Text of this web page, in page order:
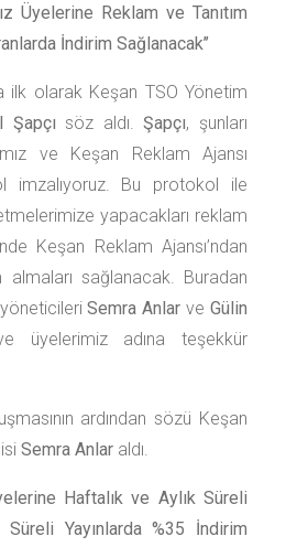
Üyelerine Reklam ve Tanıtım
İndirim Sağlanacak’’
ilk olarak Keşan TSO Yönetim
Şapçı söz aldı.Şapçı, şunları
ve Keşan Reklam Ajansı
imzalıyoruz. Bu protokol ile
yapacakları reklam
Keşan Reklam Ajansı’ndan
sağlanacak. Buradan
yöneticileriSemra Anlar veGülin
üyelerimiz adına teşekkür
ardından sözü Keşan
Semra Anlar aldı.
Haftalık ve Aylık Süreli
Süreli Yayınlarda %35 İndirim